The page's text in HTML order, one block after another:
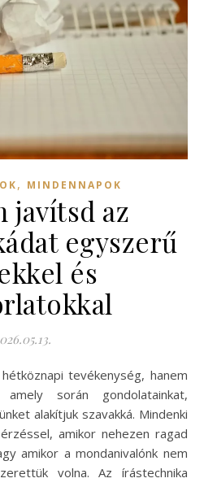
, MINDENNAPOK
javítsd az
egyszerű
és
során gondolatainkat,
alakítjuk szavakká. Mindenki
amikor nehezen ragad
amikor a mondanivalónk nem
volna. Az írástechnika